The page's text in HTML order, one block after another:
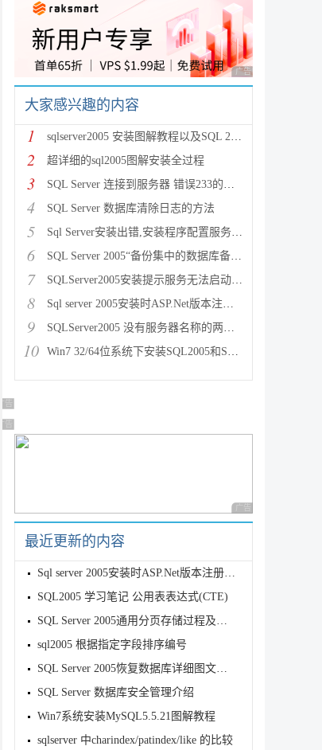
广告 商业广告，理性
大家感兴趣的内容
1 sqlserver2005 安装图解教程以及SQL 2005
2 超详细的sql2005图解安装全过程
3 SQL Server 连接到服务器 错误233的解决办法
4 SQL Server 数据库清除日志的方法
5 Sql Server安装出错,安装程序配置服务器失败的解决方
6 SQL Server 2005“备份集中的数据库备份与现有的
7 SQLServer2005安装提示服务无法启动原因分析及解决
8 Sql server 2005安装时ASP.Net版本注册要
9 SQLServer2005 没有服务器名称的两种解决方法
10 Win7 32/64位系统下安装SQL2005和SP3补丁安
广告 商业广告，理性选择
广告 商业广告，理性选择
广告 商业广告，理性
最近更新的内容
Sql server 2005安装时ASP.Net版本注册要求警告的解决方法
SQL2005 学习笔记 公用表表达式(CTE)
SQL Server 2005通用分页存储过程及多表联接应用
sql2005 根据指定字段排序编号
SQL Server 2005恢复数据库详细图文教程
SQL Server 数据库安全管理介绍
Win7系统安装MySQL5.5.21图解教程
sqlserver 中charindex/patindex/like 的比较